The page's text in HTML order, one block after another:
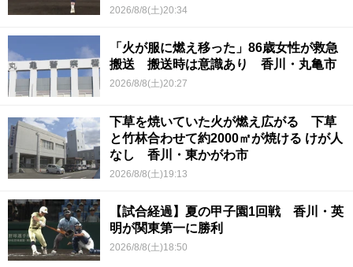
2026/8/8(土)20:34
「火が服に燃え移った」86歳女性が救急
搬送 搬送時は意識あり 香川・丸亀市
2026/8/8(土)20:27
下草を焼いていた火が燃え広がる 下草
と竹林合わせて約2000㎡が焼ける けが人
なし 香川・東かがわ市
2026/8/8(土)19:13
【試合経過】夏の甲子園1回戦 香川・英
明が関東第一に勝利
2026/8/8(土)18:50